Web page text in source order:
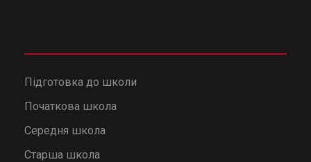
Підготовка до школи
Початкова школа
Середня школа
Старша школа